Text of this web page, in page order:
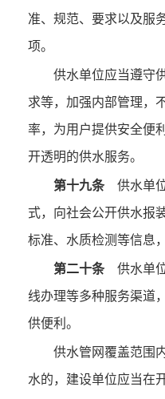
准、规范、要求以及服
项。
供水单位应当遵守
求等，加强内部管理，
率，为用户提供安全便
开透明的供水服务。
第十九条供水单位
式，向社会公开供水报
标准、水质检测等信息
第二十条供水单位
线办理等多种服务渠道
供便利。
供水管网覆盖范围
水的，建设单位应当在